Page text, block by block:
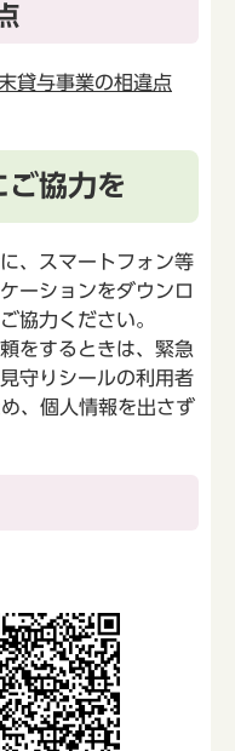
貸与事業の相違点
ご協力を
、スマートフォン等
ーションをダウンロ
協力ください。
をするときは、緊急
守りシールの利用者
、個人情報を出さず